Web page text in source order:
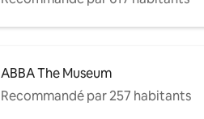
ABBA The Museum
Recommandé par 257 habitants